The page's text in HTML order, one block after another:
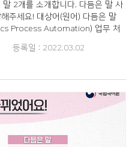
2개를 소개합니다. 다듬은 말 사
주세요! 대상어(원어) 다듬은 말
Process Automation) 업무 처
기술. 미코노미
소비 자기만족을 위한 소비나
등록일 : 2022.03.02